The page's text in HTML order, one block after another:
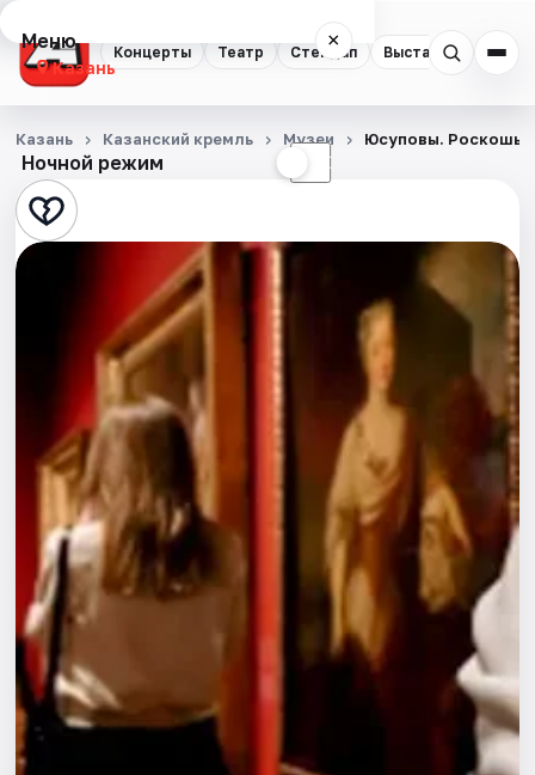
Концерты Театр Стендап Выставки
Меню ×
Казань
Концерты
Театр
Стендап
Квесты
Экскурсии
Спорт
События
Города
Площадки
Артисты
Рейтинги
Ночной режим ☾
Казань Казанский кремль Музеи Юсуповы. Роскошь